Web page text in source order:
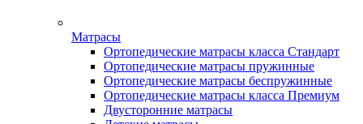
Матрасы
Ортопедические матрасы класса Стандарт
Ортопедические матрасы пружинные
Ортопедические матрасы беспружинные
Ортопедические матрасы класса Премиум
Двусторонние матрасы